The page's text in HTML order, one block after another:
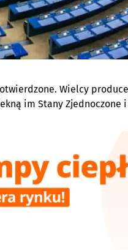
Wielcy
im Stany Zjednoczone i